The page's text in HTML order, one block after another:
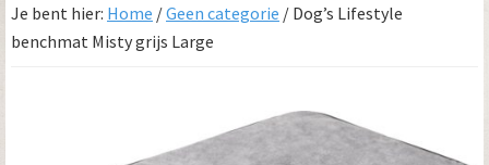
Je bent hier: Home /Geen categorie / Dog’s Lifestyle
benchmat Misty grijs Large